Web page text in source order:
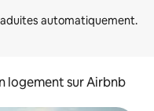
logement sur Airbnb